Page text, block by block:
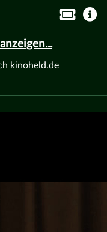
kinoheld.de